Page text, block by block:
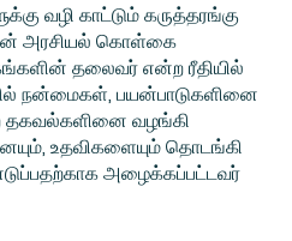
வழி காட்டும் கருத்தரங்கு
அரசியல் கொள்கை
தலைவர் என்ற ரீதியில்
நன்மைகள், பயன்பாடுகளினை
தகவல்களினை வழங்கி
உதவிகளையும் தொடங்கி
அழைக்கப்பட்டவர்